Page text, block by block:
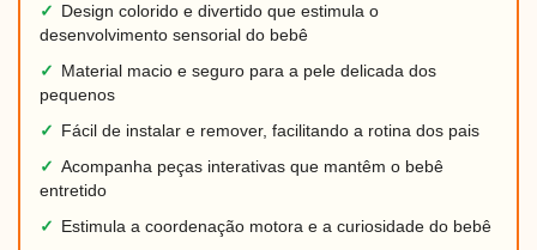
✓
Design colorido e divertido que estimula o
desenvolvimento sensorial do bebê
✓
Material macio e seguro para a pele delicada dos
pequenos
✓
Fácil de instalar e remover, facilitando a rotina dos pais
✓ Acompanha peças interativas que mantêm o bebê
entretido
✓
Estimula a coordenação motora e a curiosidade do bebê